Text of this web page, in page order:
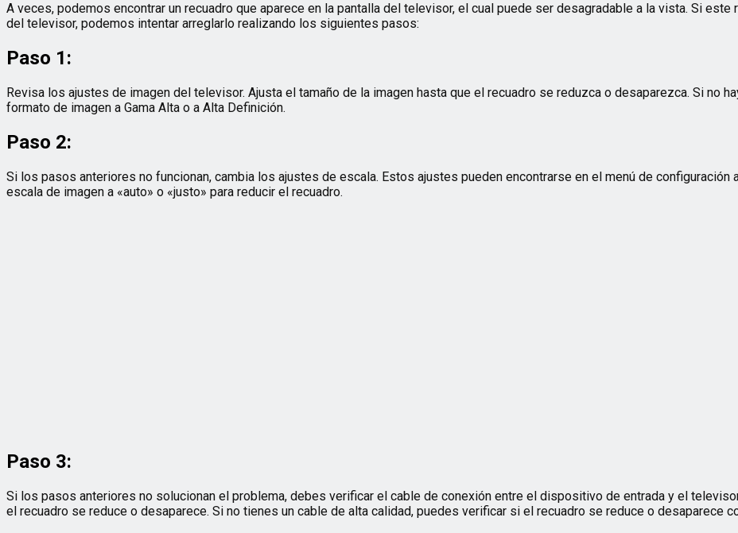
A veces, podemos encontrar un recuadro que aparece en la pantalla del televisor, el cual puede ser desagradable a la vista. Si
del televisor, podemos intentar arreglarlo realizando los siguientes pasos:
Paso 1:
Revisa los ajustes de imagen del televisor. Ajusta el tamaño de la imagen hasta que el recuadro se reduzca o desaparezca. Si no
formato de imagen a Gama Alta o a Alta Definición.
Paso 2:
Si los pasos anteriores no funcionan, cambia los ajustes de escala. Estos ajustes pueden encontrarse en el menú de configuración
escala de imagen a «auto» o «justo» para reducir el recuadro.
Paso 3:
Si los pasos anteriores no solucionan el problema, debes verificar el cable de conexión entre el dispositivo de entrada y el
el recuadro se reduce o desaparece. Si no tienes un cable de alta calidad, puedes verificar si el recuadro se reduce o desaparece